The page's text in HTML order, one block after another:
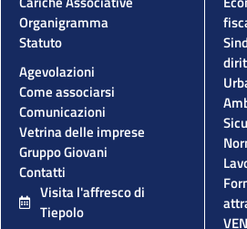
Organigramma
Statuto
Agevolazioni
Come associarsi
Comunicazioni
Vetrina delle imprese
Gruppo Giovani
Contatti
Visita l'affresco di
Tiepolo